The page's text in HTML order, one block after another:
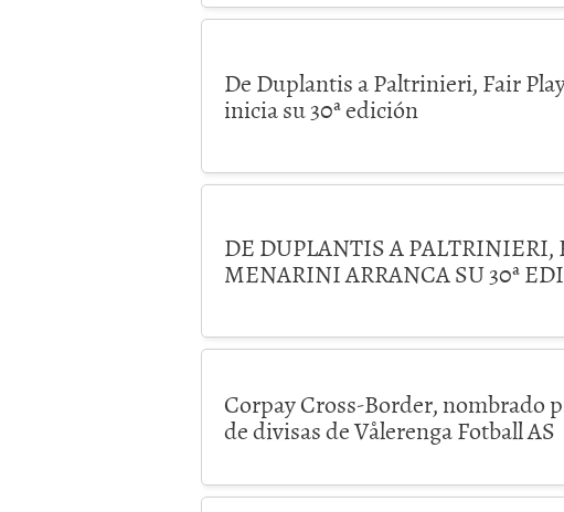
De Duplantis a Paltrinieri, Fair
inicia su 30ª edición
DE DUPLANTIS A PALTRINIERI,
MENARINI ARRANCA SU 30ª
Corpay Cross-Border, nombrado
de divisas de Vålerenga Fotball AS